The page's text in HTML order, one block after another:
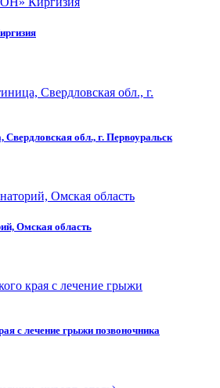
Свердловская обл., г. Первоуральск
Омская область
с лечение грыжи позвоночника